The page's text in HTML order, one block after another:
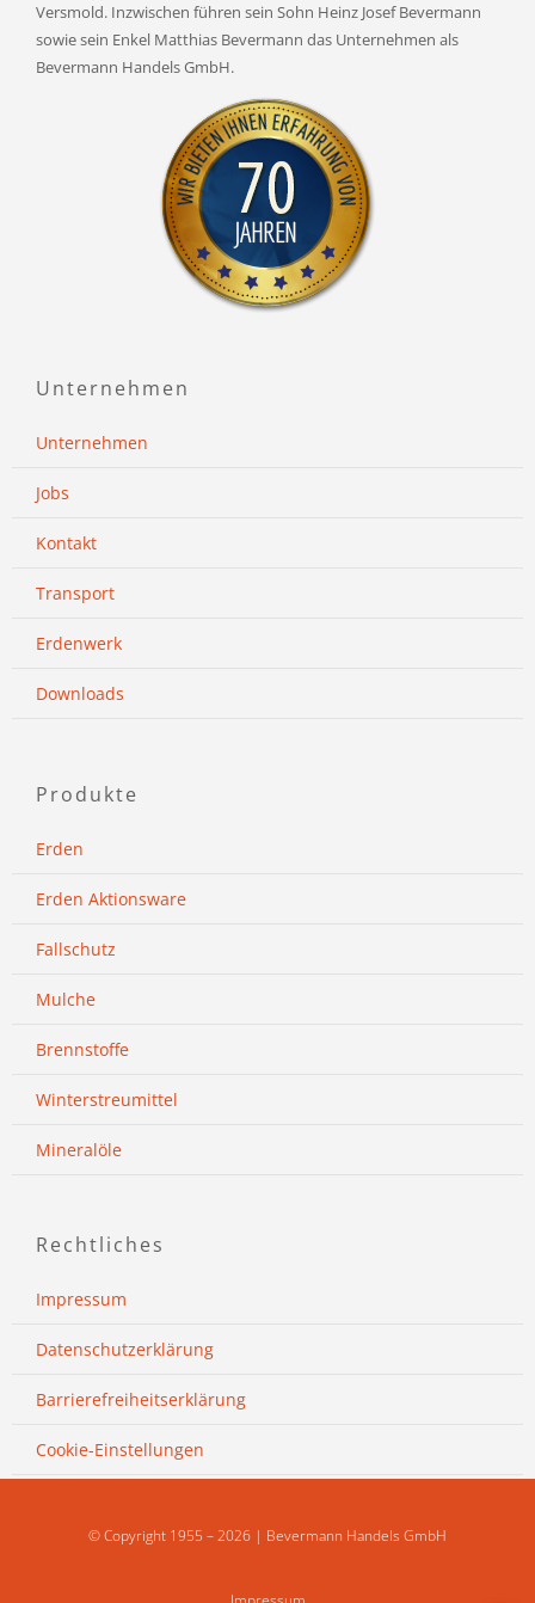
Versmold. Inzwischen führen sein Sohn Heinz Josef Bevermann
sowie sein Enkel Matthias Bevermann das Unternehmen als
Bevermann Handels GmbH.
Unternehmen
Unternehmen
Jobs
Kontakt
Transport
Erdenwerk
Downloads
Produkte
Erden
Erden Aktionsware
Fallschutz
Mulche
Brennstoffe
Winterstreumittel
Mineralöle
Rechtliches
Impressum
Datenschutzerklärung
Barrierefreiheitserklärung
Cookie-Einstellungen
© Copyright 1955 – 2026 | Bevermann Handels GmbH